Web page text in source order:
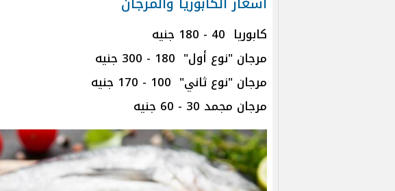
كابوريا 40 - 180 جنيه
مرجان "نوع أول" 180 - 300 جنيه
مرجان "نوع ثاني" 100 - 170 جنيه
مرجان مجمد 30 - 60 جنيه